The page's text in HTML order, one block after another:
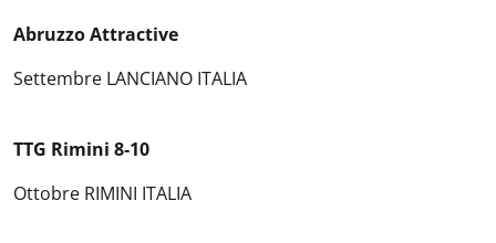
Abruzzo Attractive
Settembre LANCIANO ITALIA
TTG Rimini 8‐10
Ottobre RIMINI ITALIA